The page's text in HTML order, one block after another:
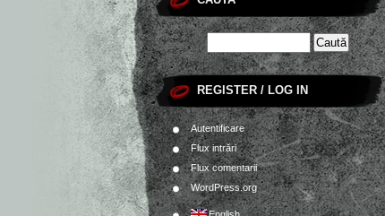
REGISTER / LOG IN
Autentificare
Flux intrări
Flux comentarii
WordPress.org